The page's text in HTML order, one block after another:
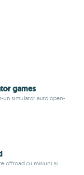
games
un simulator auto open-
offroad cu misiuni și